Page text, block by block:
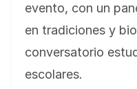
evento, con un
en tradiciones y
conversatorio
escolares.